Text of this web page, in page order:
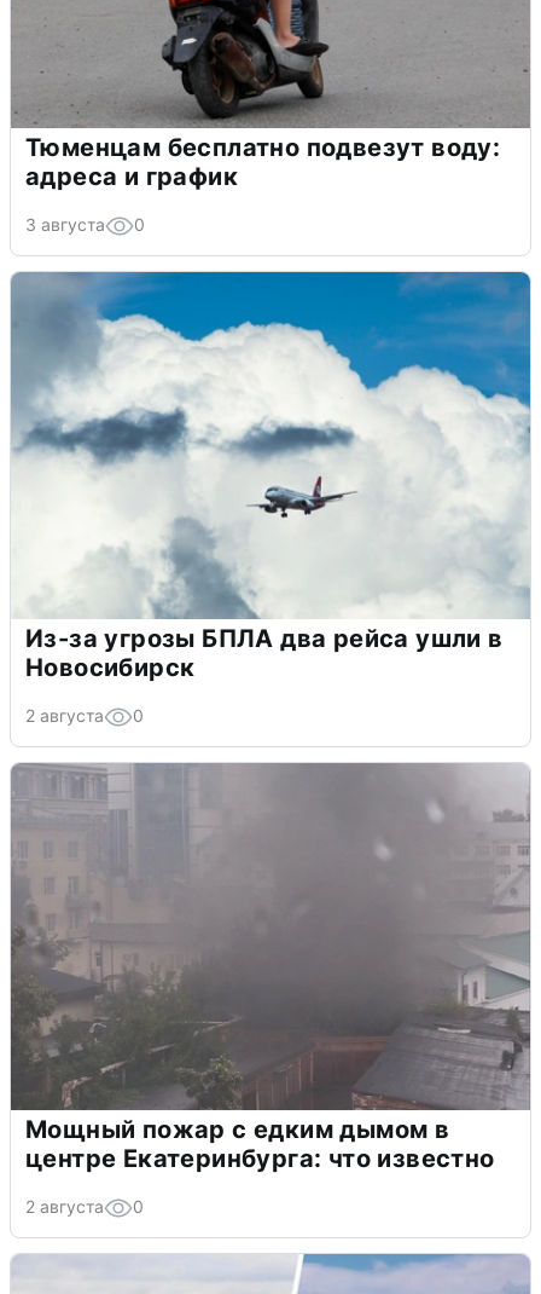
Тюменцам бесплатно подвезут воду:
адреса и график
3 августа 0
Из-за угрозы БПЛА два рейса ушли в
Новосибирск
2 августа 0
Мощный пожар с едким дымом в
центре Екатеринбурга: что известно
2 августа 0